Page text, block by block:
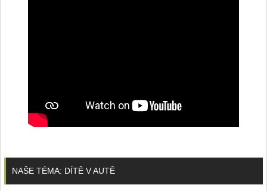
NAŠE TÉMA: DÍTĚ V AUTĚ